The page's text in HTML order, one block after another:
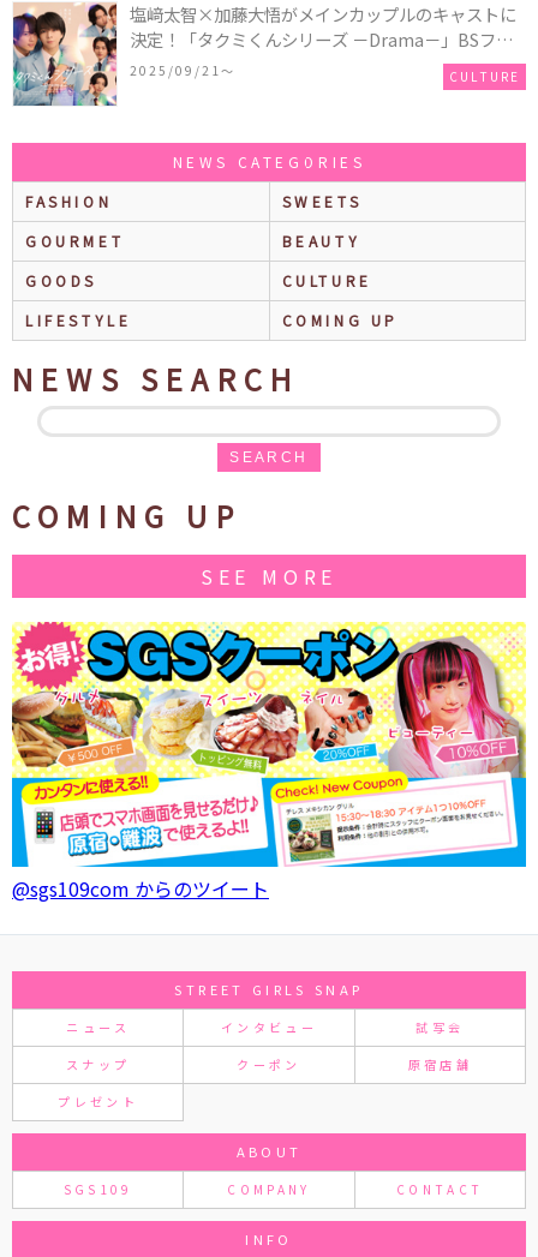
塩﨑太智×加藤大悟がメインカップルのキャストに
決定！「タクミくんシリーズ －Drama－」BSフ
ジ・FODにて放送＆独占配信決定！シリーズ累計
500万部を超える大人気BL小説、初の連続ドラマ
2025/09/21〜 CULTURE
NEWS CATEGORIES
FASHION
SWEETS
GOURMET
BEAUTY
GOODS
CULTURE
LIFESTYLE
COMING UP
NEWS SEARCH
SEARCH
COMING UP
SEE MORE
@sgs109com からのツイート
STREET GIRLS SNAP
ニュース インタビュー 試写会
スナップ クーポン 原宿店舗
プレゼント
ABOUT
SGS109 COMPANY CONTACT
INFO